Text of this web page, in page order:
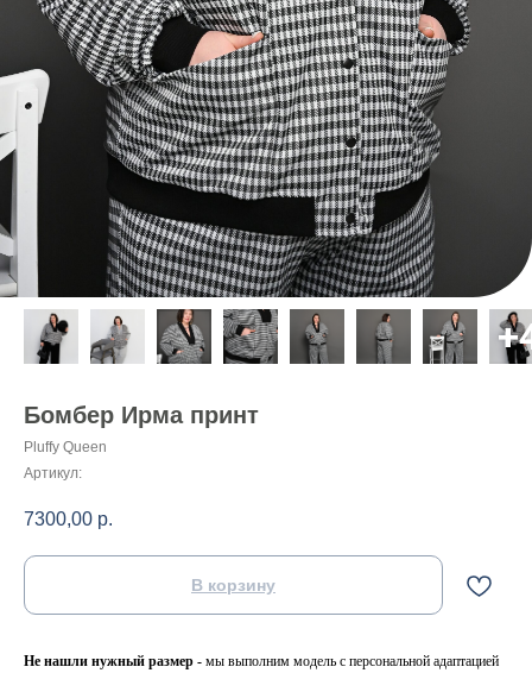
Бомбер Ирма принт
Pluffy Queen
Артикул:
7300,00 р.
В корзину
Не нашли нужный размер - мы выполним модель с персональной адаптацией